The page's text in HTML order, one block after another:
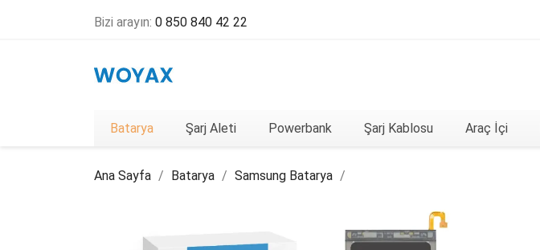
Bizi arayın: 0 850 840 42 22
Batarya Şarj Aleti Powerbank Şarj Kablosu Araç İçi
Ana Sayfa Batarya Samsung Batarya